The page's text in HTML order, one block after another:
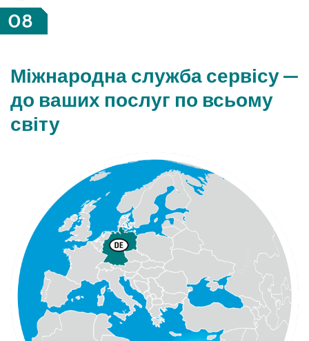
08
Міжнародна служба сервісу —
до ваших послуг по всьому
світу